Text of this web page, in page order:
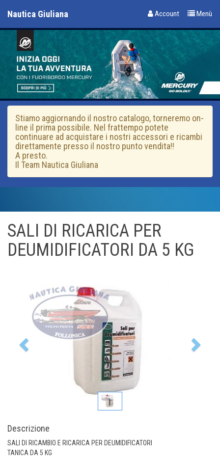
Menù
Account
Nautica Giuliana
Stiamo aggiornando il nostro catalogo, torneremo on-
line il prima possibile. Nel frattempo potete
continuare ad acquistare i nostri accessori e ricambi
direttamente presso il nostro punto vendita!!
A presto.
Il Team Nautica Giuliana
SALI DI RICARICA PER
DEUMIDIFICATORI DA 5 KG
Previous
Descrizione
SALI DI RICAMBIO E RICARICA PER DEUMIDIFICATORI
TANICA DA 5 KG